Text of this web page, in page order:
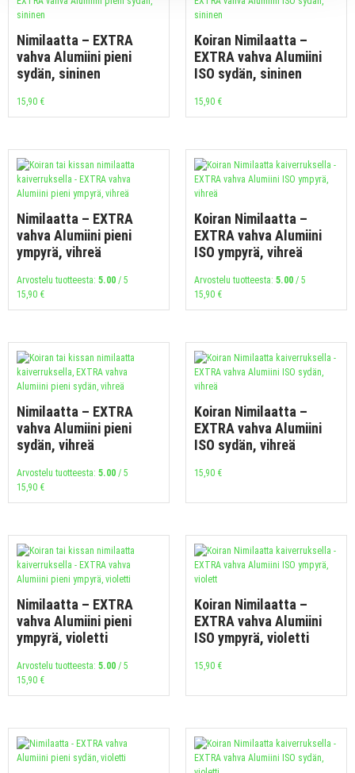
Nimilaatta – EXTRA
vahva Alumiini pieni
sydän, sininen
15,90 €
Koiran Nimilaatta –
EXTRA vahva Alumiini
ISO sydän, sininen
15,90 €
Nimilaatta – EXTRA
vahva Alumiini pieni
ympyrä, vihreä
Arvostelu tuotteesta: 5.00 / 5
15,90 €
Koiran Nimilaatta –
EXTRA vahva Alumiini
ISO ympyrä, vihreä
Arvostelu tuotteesta: 5.00 / 5
15,90 €
Nimilaatta – EXTRA
vahva Alumiini pieni
sydän, vihreä
Arvostelu tuotteesta: 5.00 / 5
15,90 €
Koiran Nimilaatta –
EXTRA vahva Alumiini
ISO sydän, vihreä
15,90 €
Nimilaatta – EXTRA
vahva Alumiini pieni
ympyrä, violetti
Arvostelu tuotteesta: 5.00 / 5
15,90 €
Koiran Nimilaatta –
EXTRA vahva Alumiini
ISO ympyrä, violetti
15,90 €